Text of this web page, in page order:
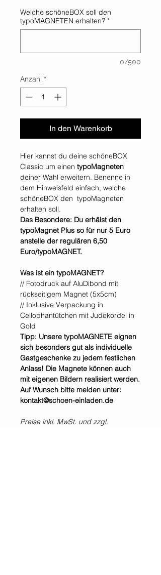
Welche schöneBOX soll den
typoMAGNETEN erhalten? *
0/500
Anzahl *
In den Warenkorb
Hier kannst du deine schöneBOX
Classic um einen typoMagneten
deiner Wahl erweitern. Benenne in
dem Hinweisfeld einfach, welche
schöneBOX den typoMagneten
erhalten soll.
Das Besondere: Du erhälst den
typoMagnet Plus so für nur 5 Euro
anstelle der regulären 6,50
Euro/typoMAGNET.
Was ist ein typoMAGNET?
// Fotodruck auf AluDibond mit
rückseitigem Magnet (5x5cm)
// Inklusive Verpackung in
Cellophantütchen mit Judekordel in
Gold
Tipp: Unsere typoMAGNETE eignen
sich besonders gut als individuelle
Gastgeschenke zu jedem festlichen
Anlass! Die Magnete können auch
mit eigenen Bildern realisiert werden.
Auf Wunsch bitte melden unter:
kontakt@schoen-einladen.de
Preise inkl. MwSt. und zzgl.